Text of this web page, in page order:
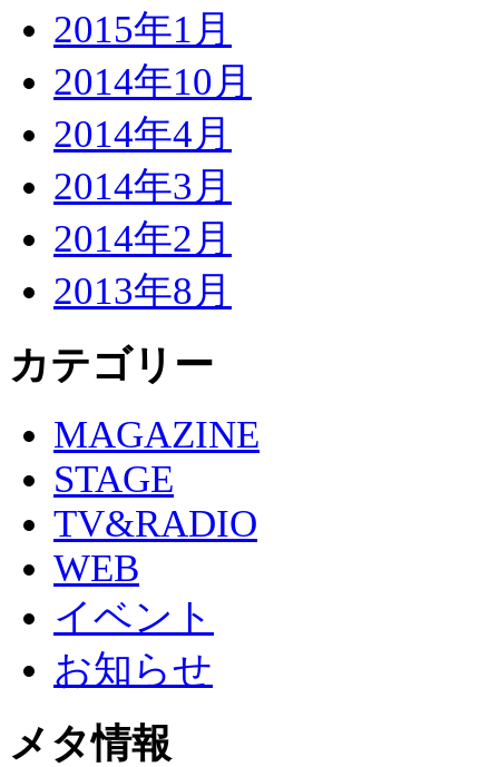
2015年1月
2014年10月
2014年4月
2014年3月
2014年2月
2013年8月
カテゴリー
MAGAZINE
STAGE
TV&RADIO
WEB
イベント
お知らせ
メタ情報